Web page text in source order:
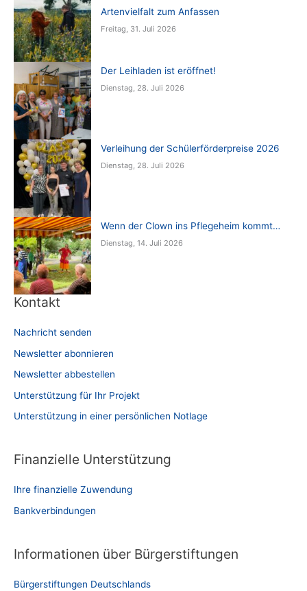
Artenvielfalt zum Anfassen
Freitag, 31. Juli 2026
Der Leihladen ist eröffnet!
Dienstag, 28. Juli 2026
Verleihung der Schülerförderpreise 2026
Dienstag, 28. Juli 2026
Wenn der Clown ins Pflegeheim kommt…
Dienstag, 14. Juli 2026
Kontakt
Nachricht senden
Newsletter abonnieren
Newsletter abbestellen
Unterstützung für Ihr Projekt
Unterstützung in einer persönlichen Notlage
Finanzielle Unterstützung
Ihre finanzielle Zuwendung
Bankverbindungen
Informationen über Bürgerstiftungen
Bürgerstiftungen Deutschlands